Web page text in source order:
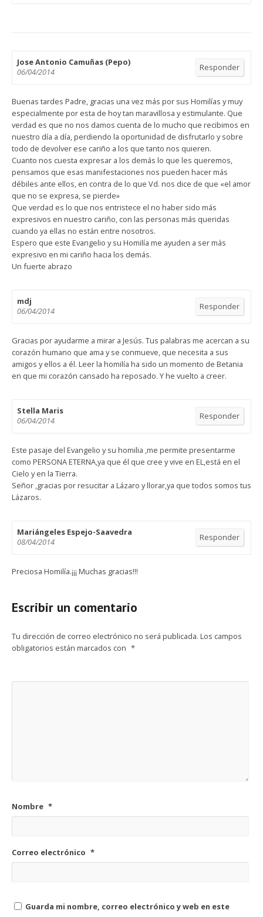
Responder
Jose Antonio Camuñas (Pepo)
06/04/2014
Buenas tardes Padre, gracias una vez más por sus Homilías y muy
especialmente por esta de hoy tan maravillosa y estimulante. Que
verdad es que no nos damos cuenta de lo mucho que recibimos en
nuestro día a día, perdiendo la oportunidad de disfrutarlo y sobre
todo de devolver ese cariño a los que tanto nos quieren.
Cuanto nos cuesta expresar a los demás lo que les queremos,
pensamos que esas manifestaciones nos pueden hacer más
débiles ante ellos, en contra de lo que Vd. nos dice de que «el amor
que no se expresa, se pierde»
Que verdad es lo que nos entristece el no haber sido más
expresivos en nuestro cariño, con las personas más queridas
cuando ya ellas no están entre nosotros.
Espero que este Evangelio y su Homilía me ayuden a ser más
expresivo en mi cariño hacia los demás.
Un fuerte abrazo
Responder
mdj
06/04/2014
Gracias por ayudarme a mirar a Jesús. Tus palabras me acercan a su
corazón humano que ama y se conmueve, que necesita a sus
amigos y ellos a él. Leer la homilía ha sido un momento de Betania
en que mi corazón cansado ha reposado. Y he vuelto a creer.
Responder
Stella Maris
06/04/2014
Este pasaje del Evangelio y su homilia ,me permite presentarme
como PERSONA ETERNA,ya que él que cree y vive en EL,está en el
Cielo y en la Tierra.
Señor ,gracias por resucitar a Lázaro y llorar,ya que todos somos tus
Lázaros.
Responder
Mariángeles Espejo-Saavedra
08/04/2014
Preciosa Homilía.¡¡¡ Muchas gracias!!!
Escribir un comentario
Tu dirección de correo electrónico no será publicada. Los campos
obligatorios están marcados con *
Nombre *
Correo electrónico *
Guarda mi nombre, correo electrónico y web en este